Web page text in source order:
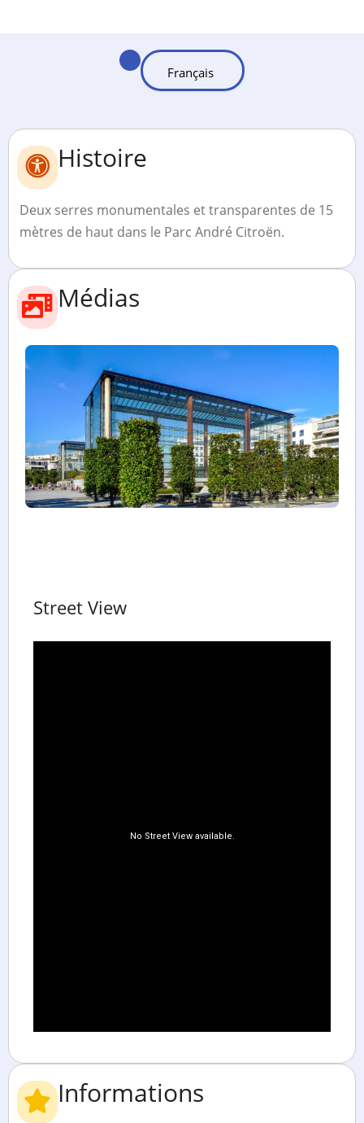
Informations
Histoire
Deux serres monumentales et transparentes de 15
mètres de haut dans le Parc André Citroën.
Médias
Street View